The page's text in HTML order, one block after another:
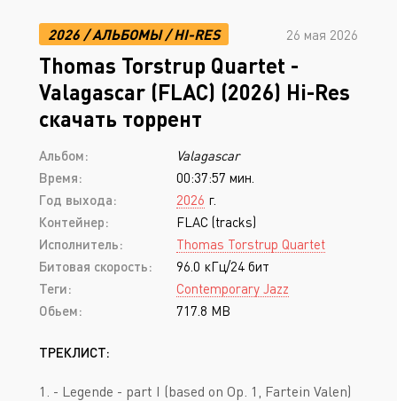
2026 /АЛЬБОМЫ/HI-RES 26 мая 2026
Thomas Torstrup Quartet -
Valagascar (FLAC) (2026) Hi-Res
скачать торрент
Альбом:
Valagascar
Время:
00:37:57 мин.
Год выхода:
2026 г.
Контейнер:
FLAC (tracks)
Исполнитель:
Thomas Torstrup Quartet
Битовая скорость:
96.0 кГц/24 бит
Теги:
Contemporary Jazz
Обьем:
717.8 MB
ТРЕКЛИСТ:
1. - Legende - part I (based on Op. 1, Fartein Valen)